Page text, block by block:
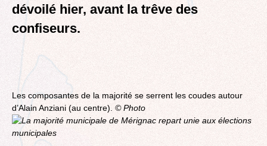
dévoilé hier, avant la trêve des
confiseurs.
Les composantes de la majorité se serrent les coudes autour
d’Alain Anziani (au centre). © Photo